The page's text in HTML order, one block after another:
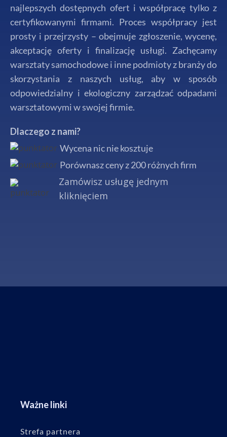
najlepszych dostępnych ofert i współpracę tylko z
certyfikowanymi firmami. Proces współpracy jest
prosty i przejrzysty – obejmuje zgłoszenie, wycenę,
akceptację oferty i finalizację usługi. Zachęcamy
warsztaty samochodowe i inne podmioty z branży do
skorzystania z naszych usług, aby w sposób
odpowiedzialny i ekologiczny zarządzać odpadami
warsztatowymi w swojej firmie.
Dlaczego z nami?
Wycena nic nie kosztuje
Porównasz ceny z 200 różnych firm
Zamówisz usługę jednym
kliknięciem
Ważne linki
Strefa partnera